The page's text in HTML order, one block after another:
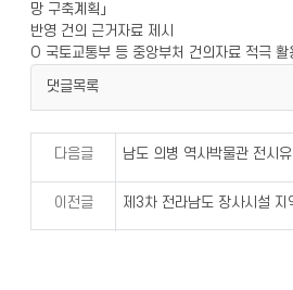
망 구축계획」
반영 건의 근거자료 제시
O 국토교통부 등 중앙부처 건의자료 적극 활
댓글목록
다음글 남도 의병 역사박물관 전시
이전글 제3차 전라남도 장사시설 지